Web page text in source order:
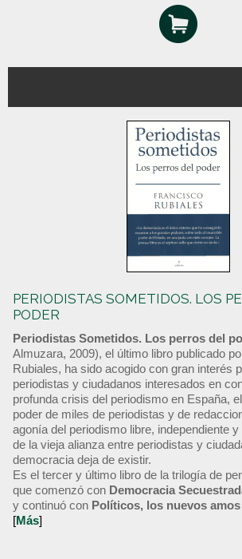
PERIODISTAS SOMETIDOS. LOS
PODER
Periodistas Sometidos. Los perros del
Almuzara, 2009), el último libro publicado
Rubiales, ha sido acogido con gran interés
periodistas y ciudadanos interesados en
profunda crisis del periodismo en España,
poder de miles de periodistas y de
agonía del periodismo libre, independiente
de la vieja alianza entre periodistas y
democracia deja de existir.
Es el tercer y último libro de la trilogía de
que comenzó con Democracia
y continuó con Políticos, los nuevos amos
[Más]